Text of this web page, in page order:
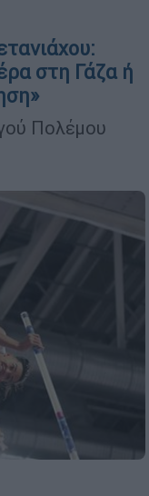
στη Γάζα ή
Πολέμου